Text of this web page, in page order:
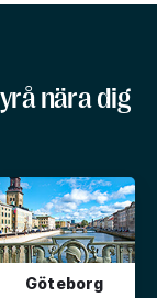
nära dig
Göteborg